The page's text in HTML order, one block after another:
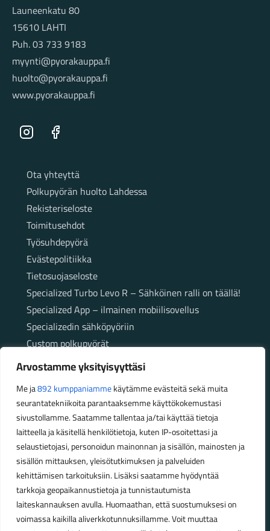
Arvostamme yksityisyyttäsi
Me ja892 kumppaniammekäytämme evästeitä sekä muita
seurantatekniikoita parantaaksemme käyttökokemustasi
sivustollamme. Saatamme tallentaa ja/tai käyttää tietoja
laitteella ja käsitellä henkilötietoja, kuten IP-osoitettasi ja
selaustietojasi, personoidun mainonnan ja sisällön, mainosten ja
sisällön mittauksen, yleisötutkimuksen ja palveluiden
kehittämisen tarkoituksiin. Lisäksi saatamme hyödyntää
tarkkoja geopaikannustietoja ja tunnistautumista
laiteskannauksen avulla. Huomaathan, että suostumuksesi on
voimassa kaikilla aliverkkotunnuksillamme. Voit muuttaa
Launeenkatu 80
15610 LAHTI
Puh. 03 733 9183
myynti@pyorakauppa.fi
huolto@pyorakauppa.fi
www.pyorakauppa.fi
Instagram Facebook
SivutOta yhteyttä
Polkupyörän huolto Lahdessa
Rekisteriseloste
Toimitusehdot
Työsuhdepyörä
Evästepolitiikka
Tietosuojaseloste
Specialized Turbo Levo R – Sähköinen ralli on täällä!
Specialized App – ilmainen mobiilisovellus
Specializedin sähköpyöriin
Custom polkupyörät
Fatbikellä helppoa ja huoletonta etenemistä
maastossa
Aukioloajat
Talvikauden aukioloajat (1.10.2025 – 28.2.2026)
Ma-Pe 10-18
La 10-14
Kesäkauden aukioloajat (1.3.2026 – 30.9.2026)
Ma-Pe 10-18
La 9-15